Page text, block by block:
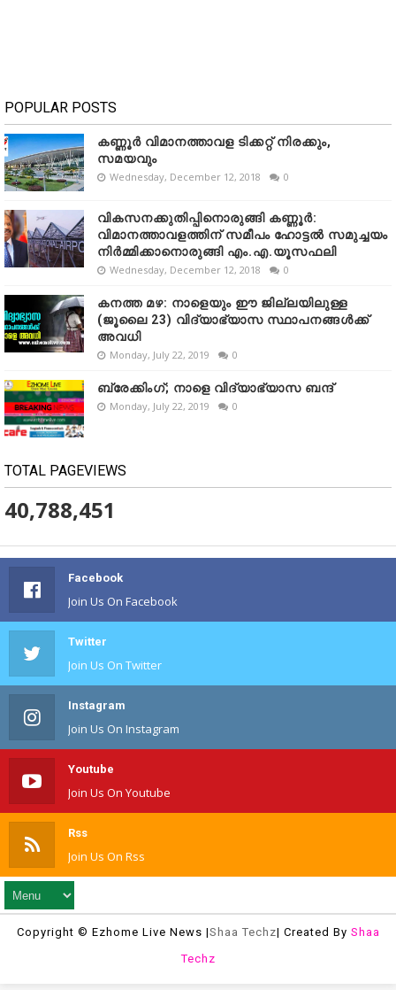
POPULAR POSTS
കണ്ണൂർ വിമാനത്താവള ടിക്കറ്റ് നിരക്കും,
സമയവും
Wednesday, December 12, 2018 0
വികസനക്കുതിപ്പിനൊരുങ്ങി കണ്ണൂർ:
വിമാനത്താവളത്തിന് സമീപം ഹോട്ടൽ സമുച്ചയം
നിർമ്മിക്കാനൊരുങ്ങി എം.എ.യൂസഫലി
Wednesday, December 12, 2018 0
കനത്ത മഴ: നാളെയും ഈ ജില്ലയിലുള്ള
(ജൂലൈ 23) വിദ്യാഭ്യാസ സ്ഥാപനങ്ങൾക്ക്
അവധി
Monday, July 22, 2019 0
ബ്രേക്കിംഗ്; നാളെ വിദ്യാഭ്യാസ ബന്ദ്
Monday, July 22, 2019 0
TOTAL PAGEVIEWS
40,788,451
Facebook
Join Us On Facebook
Twitter
Join Us On Twitter
Instagram
Join Us On Instagram
Youtube
Join Us On Youtube
Rss
Join Us On Rss
Copyright © Ezhome Live News |Shaa Techz| Created By Shaa
Techz